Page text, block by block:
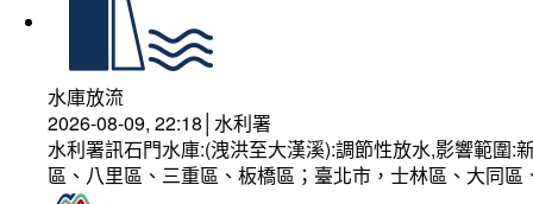
水庫放流
2026-08-09, 22:18│水利署
水利署訊石門水庫:(洩洪至大漢溪):調節性放水,影響範圍
區、八里區、三重區、板橋區；臺北市，士林區、大同